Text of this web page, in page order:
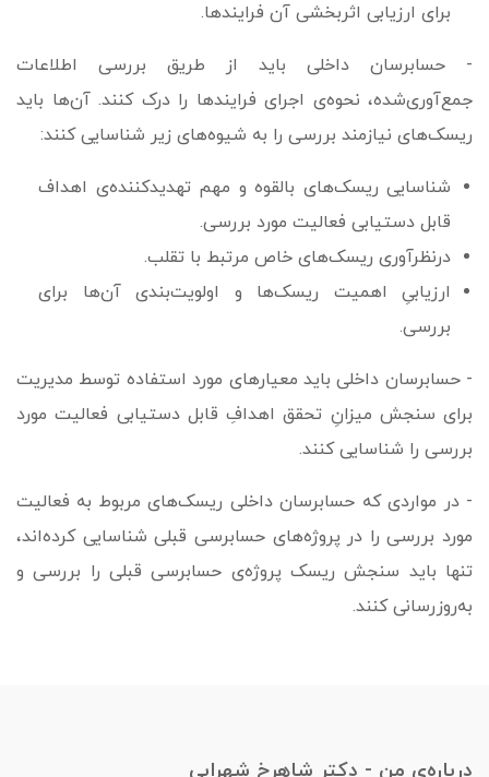
برای ارزیابی اثربخشی آن فرایندها.
- حسابرسان داخلی باید از طریق بررسی اطلاعات
جمع‌آوری‌شده، نحوه‌ی اجرای فرایندها را درک کنند. آن­‌ها باید
ریسک‌های نیازمند بررسی را به شیوه‌­های زیر شناسایی کنند:
شناسایی ریسک‌های بالقوه و مهم تهدیدکننده‌ی اهداف
قابل دستیابی فعالیت مورد بررسی.
درنظرآوری ریسک‌های خاص مرتبط با تقلب.
ارزیابیِ اهمیت ریسک‌ها و اولویت‌بندی آن­‌ها برای
بررسی.
- حسابرسان داخلی باید معیارهای مورد استفاده توسط مدیریت
برای سنجش میزانِ تحقق اهدافِ قابل دستیابی فعالیت مورد
بررسی را شناسایی کنند.
- در مواردی که حسابرسان داخلی ریسک‌های مربوط به فعالیت
مورد بررسی را در پروژه‌­های حسابرسی قبلی شناسایی کرده‌اند،
تنها باید سنجش ریسک پروژه‌ی حسابرسی قبلی را بررسی و
به‌روزرسانی کنند.
درباره‌یِ من - دکتر شاهرخ شهرابی